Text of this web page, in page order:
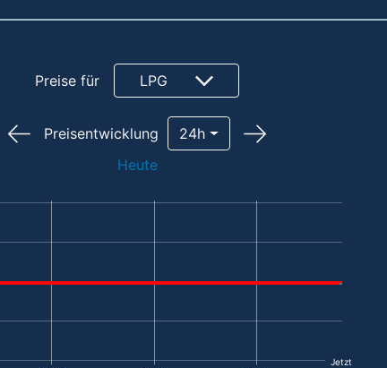
Preise für LPG
Preisentwicklung
24h
Heute
Jetzt